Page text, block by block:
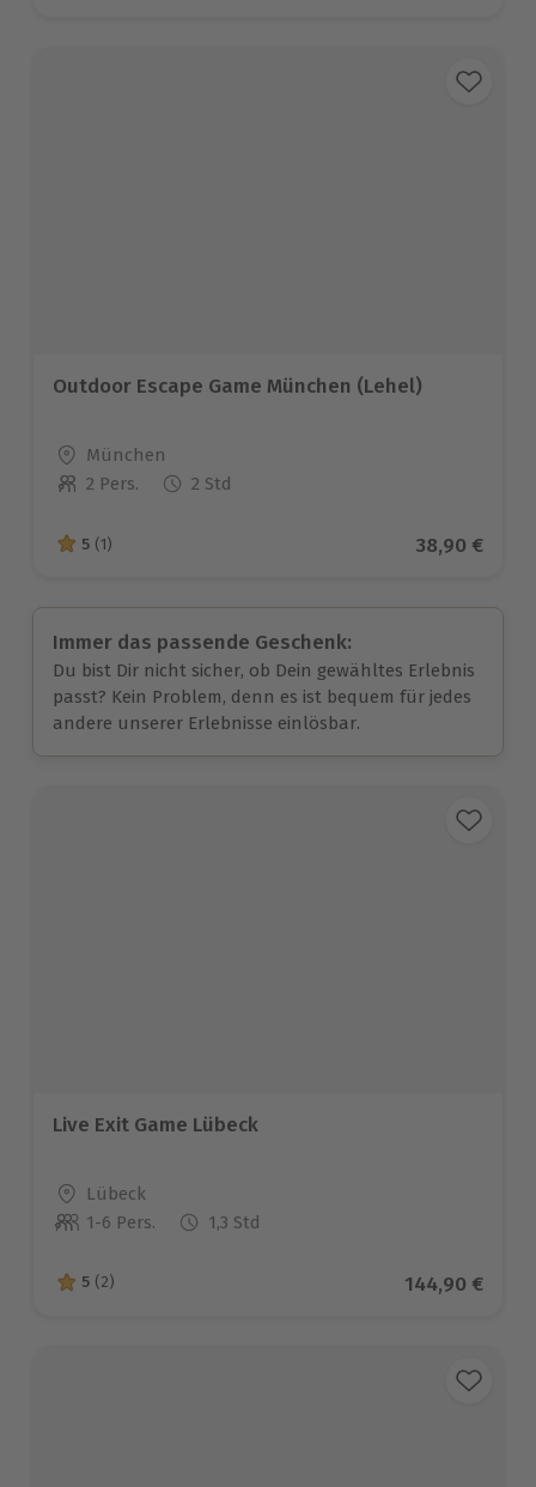
Outdoor Escape Game München (Lehel)
Standort
München
Anzahl der Teilnehmer
2 Pers. 2 Std
5 von 5 Sternen basierend auf 1 Bewertungen
5 (1) Aktueller
38,90 €
Immer das passende Geschenk:
Du bist Dir nicht sicher, ob Dein gewähltes Erlebnis
passt? Kein Problem, denn es ist bequem für jedes
andere unserer Erlebnisse einlösbar.
Live Exit Game Lübeck
Standort
Lübeck
Anzahl der Teilnehmer
1-6 Pers. 1,3 Std
5 von 5 Sternen basierend auf 2 Bewertungen
5 (2) Aktueller
144,90 €